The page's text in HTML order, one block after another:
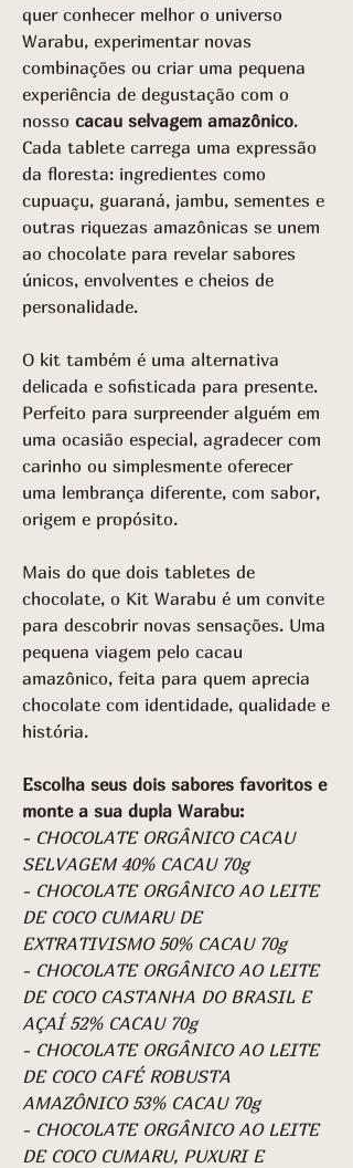
quer conhecer melhor o universo
Warabu, experimentar novas
combinações ou criar uma pequena
experiência de degustação com o
nosso cacau selvagem amazônico.
Cada tablete carrega uma expressão
da floresta: ingredientes como
cupuaçu, guaraná, jambu, sementes e
outras riquezas amazônicas se unem
ao chocolate para revelar sabores
únicos, envolventes e cheios de
personalidade.
O kit também é uma alternativa
delicada e sofisticada para presente.
Perfeito para surpreender alguém em
uma ocasião especial, agradecer com
carinho ou simplesmente oferecer
uma lembrança diferente, com sabor,
origem e propósito.
Mais do que dois tabletes de
chocolate, o Kit Warabu é um convite
para descobrir novas sensações. Uma
pequena viagem pelo cacau
amazônico, feita para quem aprecia
chocolate com identidade, qualidade e
história.
Escolha seus dois sabores favoritos e
monte a sua dupla Warabu:
- CHOCOLATE ORGÂNICO CACAU
SELVAGEM 40% CACAU 70g
- CHOCOLATE ORGÂNICO AO LEITE
DE COCO CUMARU DE
EXTRATIVISMO 50% CACAU 70g
- CHOCOLATE ORGÂNICO AO LEITE
DE COCO CASTANHA DO BRASIL E
AÇAÍ 52% CACAU 70g
- CHOCOLATE ORGÂNICO AO LEITE
DE COCO CAFÉ ROBUSTA
AMAZÔNICO 53% CACAU 70g
- CHOCOLATE ORGÂNICO AO LEITE
DE COCO CUMARU, PUXURI E